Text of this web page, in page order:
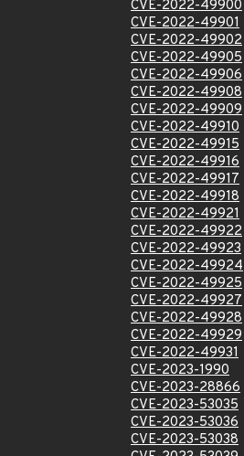
CVE-2022-49900
CVE-2022-49901
CVE-2022-49902
CVE-2022-49905
CVE-2022-49906
CVE-2022-49908
CVE-2022-49909
CVE-2022-49910
CVE-2022-49915
CVE-2022-49916
CVE-2022-49917
CVE-2022-49918
CVE-2022-49921
CVE-2022-49922
CVE-2022-49923
CVE-2022-49924
CVE-2022-49925
CVE-2022-49927
CVE-2022-49928
CVE-2022-49929
CVE-2022-49931
CVE-2023-1990
CVE-2023-28866
CVE-2023-53035
CVE-2023-53036
CVE-2023-53038